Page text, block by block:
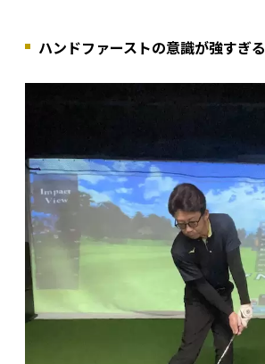
ハンドファーストの意識が強すぎる